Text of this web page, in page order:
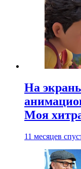
На
Моя
11 месяцев